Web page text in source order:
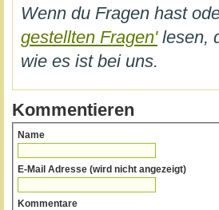
Wenn du Fragen hast
gestellten Fragen'lesen,
wie es ist bei uns.
Kommentieren
Name
E-Mail Adresse (wird nicht angezeigt)
Kommentare